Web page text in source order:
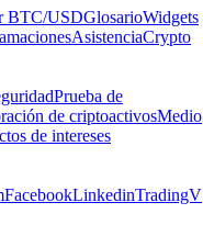
BTC/USDGlosarioWidgets
AsistenciaCrypto
Prueba de
de criptoactivosMedio
de intereses
FacebookLinkedinTradingV